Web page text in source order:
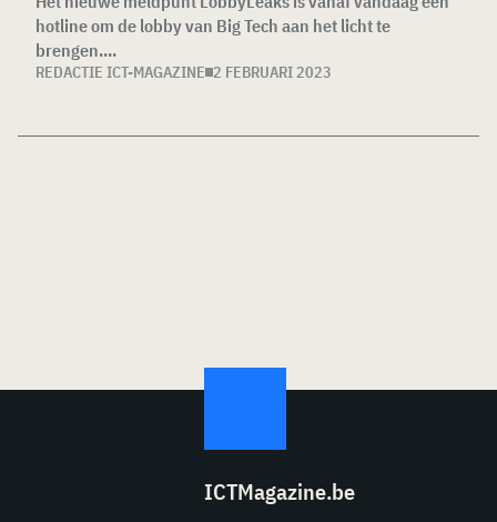
hotline om de lobby van Big Tech aan het licht te
brengen....
REDACTIE ICT-MAGAZINE 2 FEBRUARI 2023
ICTMagazine.be